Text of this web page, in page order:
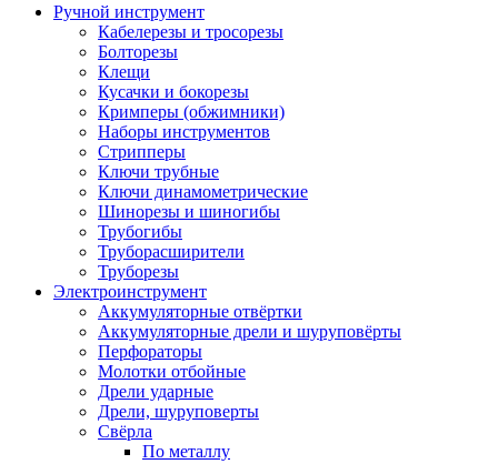
Ручной инструмент
Кабелерезы и тросорезы
Болторезы
Клещи
Кусачки и бокорезы
Кримперы (обжимники)
Наборы инструментов
Стрипперы
Ключи трубные
Ключи динамометрические
Шинорезы и шиногибы
Трубогибы
Труборасширители
Труборезы
Электроинструмент
Аккумуляторные отвёртки
Аккумуляторные дрели и шуруповёрты
Перфораторы
Молотки отбойные
Дрели ударные
Дрели, шуруповерты
Свёрла
По металлу